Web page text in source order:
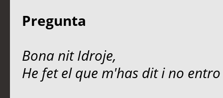
Pregunta
Bona nit Idroje,
He fet el que m'has dit i no